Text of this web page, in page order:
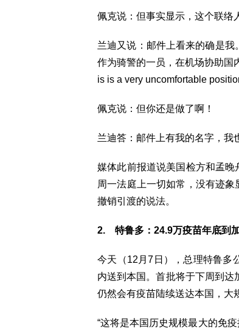
佩克说：但事实显示，这个联络
兰迪又说：邮件上看来的确是
作为骑警的一员，在机场协助国
is is a very uncomfortable
佩克说：但你还是做了啊！
兰迪答：邮件上有我的名字，我
媒体此前报道说美国检方和孟
周一法庭上一切如常，没有迹
撤销引渡的说法。
2. 特鲁多：24.9万疫苗年底到
今天（12月7日），总理特鲁多
内送到本国。首批将于下周到
仍然会有疫苗陆续送达本国，大
“这将是本国历史规模最大的免